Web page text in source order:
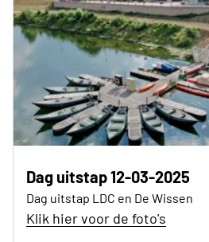
Dag uitstap 12-03-2025
Dag uitstap LDC en De Wissen
Klik hier voor de foto's